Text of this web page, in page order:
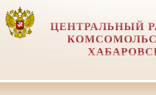
ЦЕНТРАЛЬНЫЙ